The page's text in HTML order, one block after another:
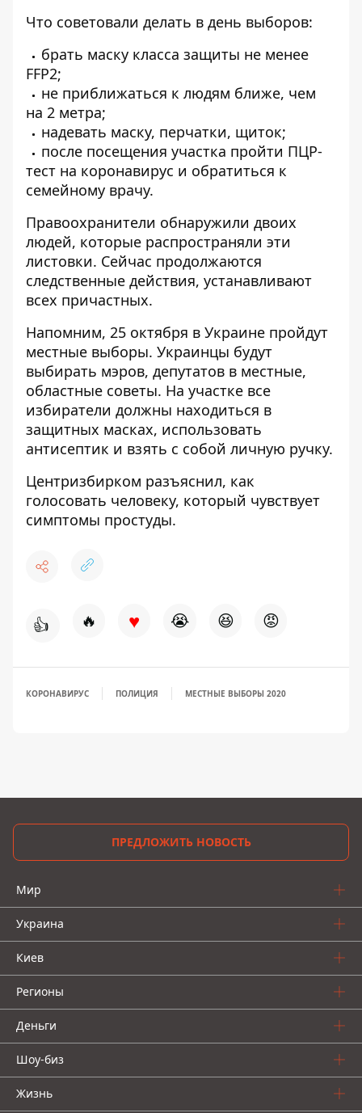
Что советовали делать в день выборов:
брать маску класса защиты не менее
FFP2;
не приближаться к людям ближе, чем
на 2 метра;
надевать маску, перчатки, щиток;
после посещения участка пройти ПЦР-
тест на коронавирус и обратиться к
семейному врачу.
Правоохранители обнаружили двоих
людей, которые распространяли эти
листовки. Сейчас продолжаются
следственные действия, устанавливают
всех причастных.
Напомним, 25 октября в Украине пройдут
местные выборы. Украинцы будут
выбирать мэров, депутатов в местные,
областные советы. На участке все
избиратели должны находиться в
защитных масках, использовать
антисептик и взять с собой личную ручку.
Центризбирком разъяснил, как
голосовать человеку, который чувствует
симптомы простуды.
👍 🔥 ♥ 😭 😆 😡
КОРОНАВИРУС ПОЛИЦИЯ МЕСТНЫЕ ВЫБОРЫ 2020
ПРЕДЛОЖИТЬ НОВОСТЬ
Мир
Украина
Киев
Регионы
Деньги
Шоу-биз
Жизнь